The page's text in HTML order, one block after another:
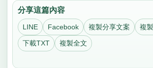
分享這篇內容
LINE Facebook 複製分享文案 複
下載TXT 複製全文